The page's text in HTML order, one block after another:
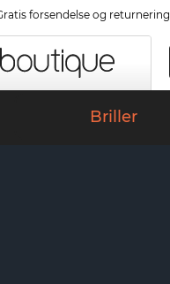
forsendelse og returnering
Briller